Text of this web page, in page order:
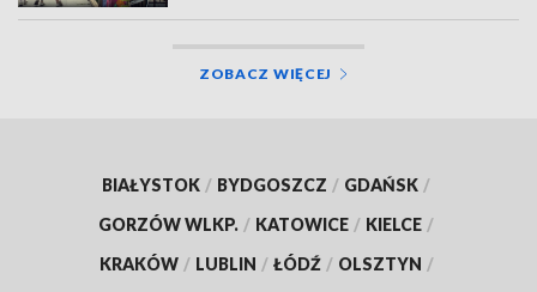
ZOBACZ WIĘCEJ
BIAŁYSTOK / BYDGOSZCZ / GDAŃSK /
GORZÓW WLKP. / KATOWICE / KIELCE /
KRAKÓW / LUBLIN / ŁÓDŹ / OLSZTYN /